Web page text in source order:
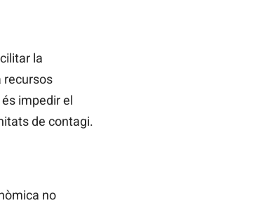
la
recursos
impedir el
de contagi.
no